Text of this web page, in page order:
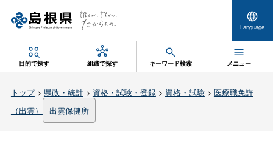
Language
目的で探す 組織で探す キーワード検索 メニュー
トップ> 県政・統計> 資格・試験・登録> 資格・試験> 医療職免許
（出雲）
出雲保健所